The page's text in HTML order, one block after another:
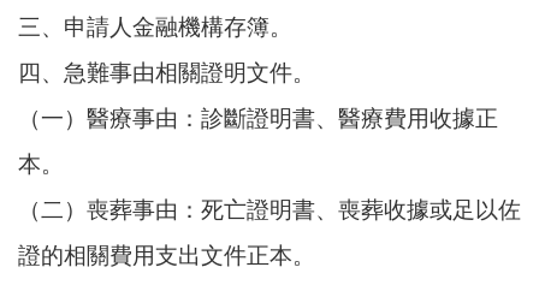
回
首
頁
網
站
導
覽
市
三、申請人金融機構存簿。
四、急難事由相關證明文件。
（一）醫療事由：診斷證明書、醫療費用收據正
本。
（二）喪葬事由：死亡證明書、喪葬收據或足以佐
證的相關費用支出文件正本。